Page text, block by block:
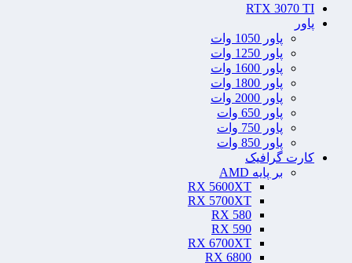
RTX 3070 TI
پاور
پاور 1050 وات
پاور 1250 وات
پاور 1600 وات
پاور 1800 وات
پاور 2000 وات
پاور 650 وات
پاور 750 وات
پاور 850 وات
کارت گرافیک
بر پایه AMD
RX 5600XT
RX 5700XT
RX 580
RX 590
RX 6700XT
RX 6800